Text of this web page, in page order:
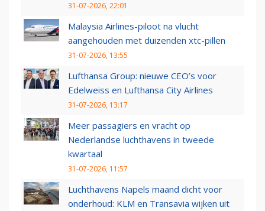
31-07-2026, 22:01
Malaysia Airlines-piloot na vlucht
aangehouden met duizenden xtc-pillen
31-07-2026, 13:55
Lufthansa Group: nieuwe CEO’s voor
Edelweiss en Lufthansa City Airlines
31-07-2026, 13:17
Meer passagiers en vracht op
Nederlandse luchthavens in tweede
kwartaal
31-07-2026, 11:57
Luchthavens Napels maand dicht voor
onderhoud: KLM en Transavia wijken uit